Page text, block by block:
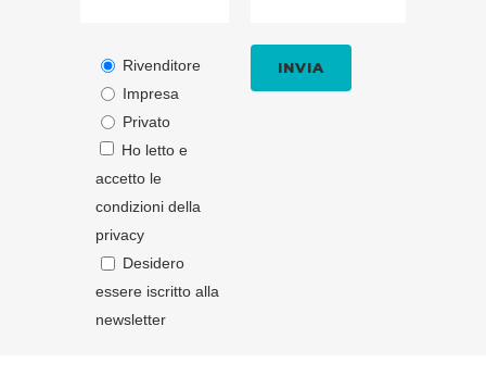
Rivenditore
Impresa
Privato
Ho letto e
accetto le
condizioni della
privacy
Desidero
essere iscritto alla
newsletter